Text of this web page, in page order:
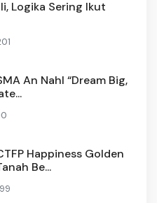
Logika Sering Ikut
An Nahl “Dream Big,
Happiness Golden
Be...